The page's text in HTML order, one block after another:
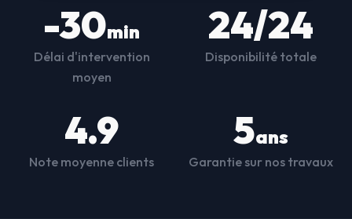
-30min
Délai d'intervention
moyen
24/24
Disponibilité totale
4.9
Note moyenne clients
5ans
Garantie sur nos travaux